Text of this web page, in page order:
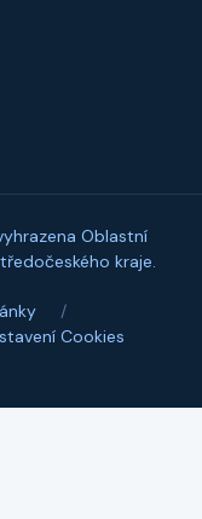
Oblastní
kraje.
/
Cookies